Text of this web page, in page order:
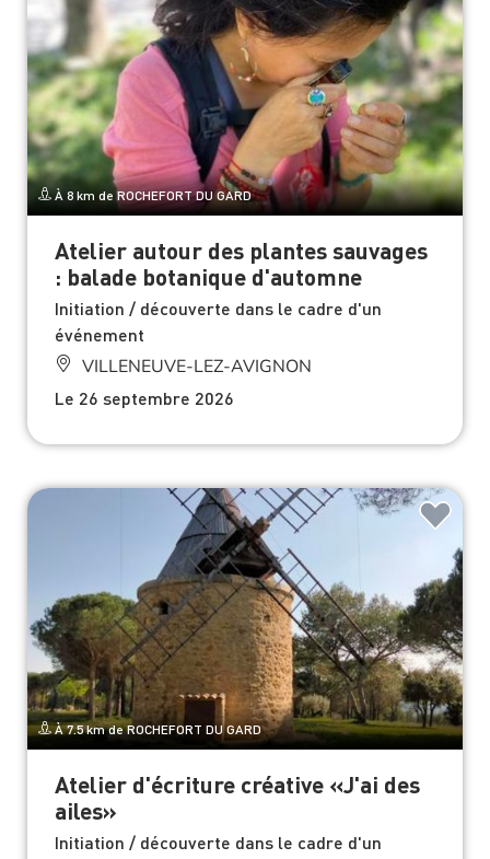
À 8 km de ROCHEFORT DU GARD
Atelier autour des plantes sauvages
: balade botanique d'automne
Initiation / découverte dans le cadre d'un
événement
VILLENEUVE-LEZ-AVIGNON
Le 26 septembre 2026
À 7.5 km de ROCHEFORT DU GARD
Atelier d'écriture créative «J'ai des
ailes»
Initiation / découverte dans le cadre d'un